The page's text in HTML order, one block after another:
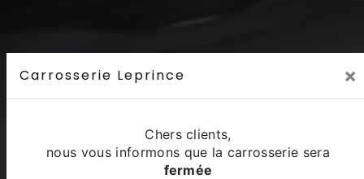
Carrosserie Leprince ×
Chers clients,
nous vous informons que la carrosserie sera
fermée